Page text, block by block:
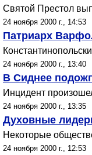
Святой Престол
24 ноября 2000 г., 14:53
Патриарх
24 ноября 2000 г., 13:40
В Сиднее
Инцидент
24 ноября 2000 г., 13:35
Духовные
Некоторые
24 ноября 2000 г., 12:53